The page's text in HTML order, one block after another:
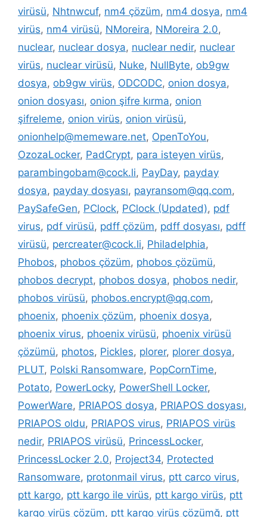
virüsü, Nhtnwcuf, nm4 çözüm, nm4 dosya, nm4
virüs, nm4 virüsü, NMoreira, NMoreira 2.0,
nuclear, nuclear dosya, nuclear nedir, nuclear
virüs, nuclear virüsü, Nuke, NullByte, ob9gw
dosya, ob9gw virüs, ODCODC, onion dosya,
onion dosyası, onion şifre kırma, onion
şifreleme, onion virüs, onion virüsü,
onionhelp@memeware.net, OpenToYou,
OzozaLocker, PadCrypt, para isteyen virüs,
parambingobam@cock.li, PayDay, payday
dosya, payday dosyası, payransom@qq.com,
PaySafeGen, PClock, PClock (Updated), pdf
virus, pdf virüsü, pdff çözüm, pdff dosyası, pdff
virüsü, percreater@cock.li, Philadelphia,
Phobos, phobos çözüm, phobos çözümü,
phobos decrypt, phobos dosya, phobos nedir,
phobos virüsü, phobos.encrypt@qq.com,
phoenix, phoenix çözüm, phoenix dosya,
phoenix virus, phoenix virüsü, phoenix virüsü
çözümü, photos, Pickles, plorer, plorer dosya,
PLUT, Polski Ransomware, PopCornTime,
Potato, PowerLocky, PowerShell Locker,
PowerWare, PRIAPOS dosya, PRIAPOS dosyası,
PRIAPOS oldu, PRIAPOS virus, PRIAPOS virüs
nedir, PRIAPOS virüsü, PrincessLocker,
PrincessLocker 2.0, Project34, Protected
Ransomware, protonmail virus, ptt carco virus,
ptt kargo, ptt kargo ile virüs, ptt kargo virüs, ptt
kargo virüs çözüm, ptt kargo virüs çözümğ, ptt